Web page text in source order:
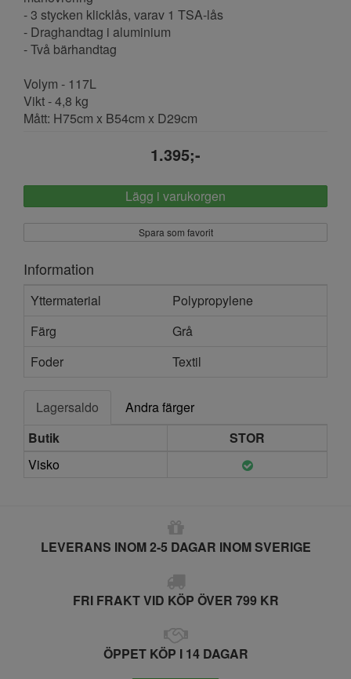
- 3 stycken klicklås, varav 1 TSA-lås
- Draghandtag i aluminium
- Två bärhandtag
Volym - 117L
Vikt - 4,8 kg
Mått: H75cm x B54cm x D29cm
1.395;-
Lägg i varukorgen
Spara som favorit
Information
Yttermaterial
Polypropylene
Färg
Grå
Foder
Textil
Lagersaldo
Andra färger
Butik
STOR
Visko
LEVERANS INOM 2-5 DAGAR INOM SVERIGE
FRI FRAKT VID KÖP ÖVER 799 KR
ÖPPET KÖP I 14 DAGAR